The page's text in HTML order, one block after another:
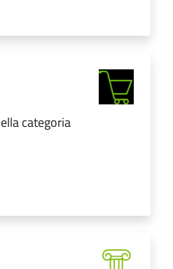
categoria